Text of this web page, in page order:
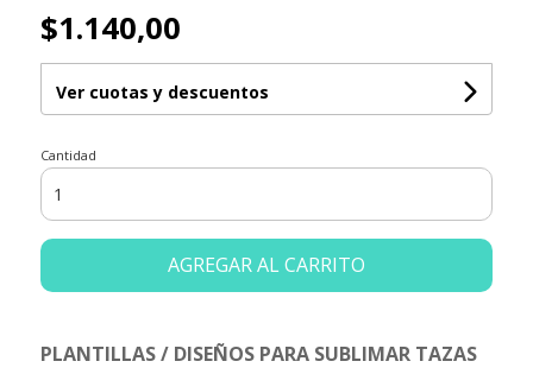
$1.140,00
Ver cuotas y descuentos
Cantidad
AGREGAR AL CARRITO
PLANTILLAS / DISEÑOS PARA SUBLIMAR TAZAS